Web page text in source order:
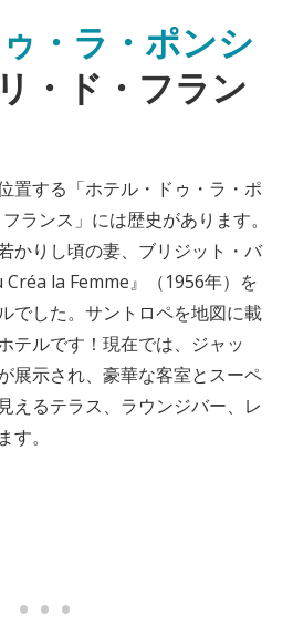
・ラ・ポンシ
・ド・フラン
置する「ホテル・ドゥ・ラ・ポ
ランス」には歴史があります。
かりし頃の妻、ブリジット・バ
la Femme』（1956年）を
でした。サントロペを地図に載
テルです！現在では、ジャッ
展示され、豪華な客室とスーペ
えるテラス、ラウンジバー、レ
。